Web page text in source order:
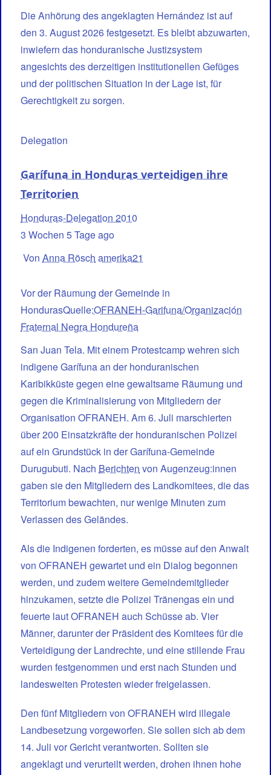
Die Anhörung des angeklagten Hernández ist auf
den 3. August 2026 festgesetzt. Es bleibt abzuwarten,
inwiefern das honduranische Justizsystem
angesichts des derzeitigen institutionellen Gefüges
und der politischen Situation in der Lage ist, für
Gerechtigkeit zu sorgen.
Delegation
Garífuna in Honduras verteidigen ihre
Territorien
Honduras-Delegation 2010
3 Wochen 5 Tage ago
Von Anna Rösch amerika21
Vor der Räumung der Gemeinde in
HondurasQuelle:OFRANEH-Garifuna/Organización
Fraternal Negra Hondureña
San Juan Tela. Mit einem Protestcamp wehren sich
indigene Garífuna an der honduranischen
Karibikküste gegen eine gewaltsame Räumung und
gegen die Kriminalisierung von Mitgliedern der
Organisation OFRANEH. Am 6. Juli marschierten
über 200 Einsatzkräfte der honduranischen Polizei
auf ein Grundstück in der Garífuna-Gemeinde
Durugubuti. Nach Berichten von Augenzeug:innen
gaben sie den Mitgliedern des Landkomitees, die das
Territorium bewachten, nur wenige Minuten zum
Verlassen des Geländes.
Als die Indigenen forderten, es müsse auf den Anwalt
von OFRANEH gewartet und ein Dialog begonnen
werden, und zudem weitere Gemeindemitglieder
hinzukamen, setzte die Polizei Tränengas ein und
feuerte laut OFRANEH auch Schüsse ab. Vier
Männer, darunter der Präsident des Komitees für die
Verteidigung der Landrechte, und eine stillende Frau
wurden festgenommen und erst nach Stunden und
landesweiten Protesten wieder freigelassen.
Den fünf Mitgliedern von OFRANEH wird illegale
Landbesetzung vorgeworfen. Sie sollen sich ab dem
14. Juli vor Gericht verantworten. Sollten sie
angeklagt und verurteilt werden, drohen ihnen hohe